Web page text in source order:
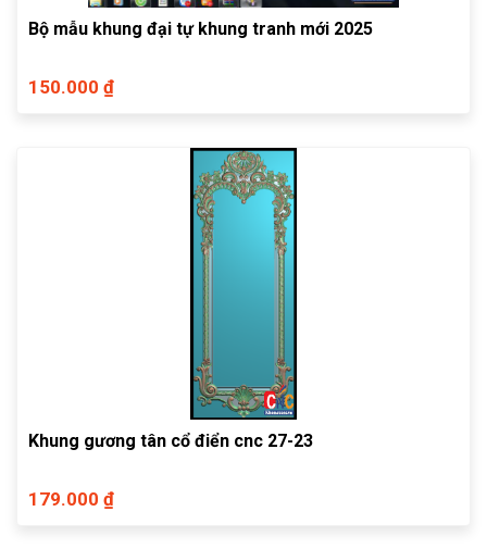
Bộ mẫu khung đại tự khung tranh mới 2025
150.000 ₫
Khung gương tân cổ điển cnc 27-23
179.000 ₫